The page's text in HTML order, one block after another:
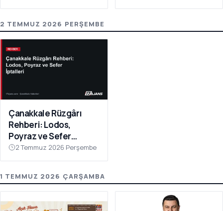
2 TEMMUZ 2026 PERŞEMBE
Çanakkale Rüzgârı
Rehberi: Lodos,
Poyraz ve Sefer
İptalleri
2 Temmuz 2026 Perşembe
1 TEMMUZ 2026 ÇARŞAMBA